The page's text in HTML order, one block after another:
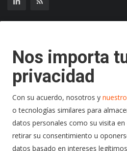
Copyright 2024 Radio Play
Terminos y Condiciones
Nos importa
privacidad
Con su acuerdo, nosotros y
o tecnologías similares para
datos personales como su visita
retirar su consentimiento u
datos basado en intereses